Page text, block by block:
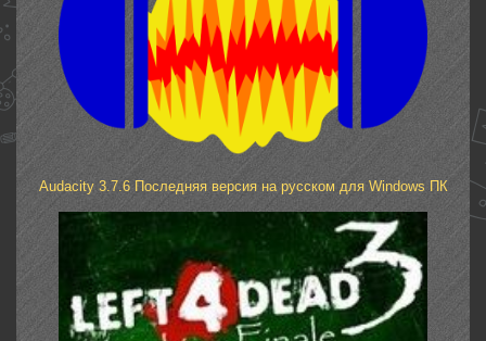
Audacity 3.7.6 Последняя версия на русском для Windows ПК